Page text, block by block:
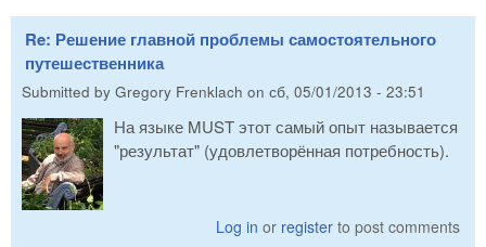
Re: Решение главной проблемы самостоятельного
путешественника
Submitted by Gregory Frenklach on сб, 05/01/2013 - 23:51
На языке MUST этот самый опыт называется
"результат" (удовлетворённая потребность).
Log in or register to post comments